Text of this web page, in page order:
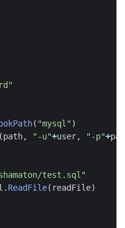
( "mysql")
(path, "-u"+user, "-p"+
test.sql"
. ReadFile( readFile)